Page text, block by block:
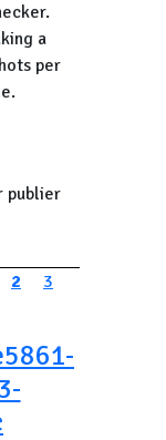
a
per
publier
Page courante
2 Page
3
page